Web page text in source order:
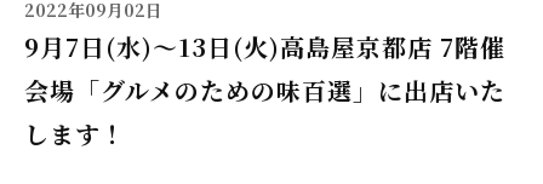
2022年09月02日
9月7日(水)～13日(火)高島屋京都店 7階催
会場「グルメのための味百選」に出店いた
します！